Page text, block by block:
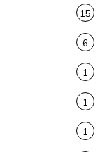
15
6
1
1
1